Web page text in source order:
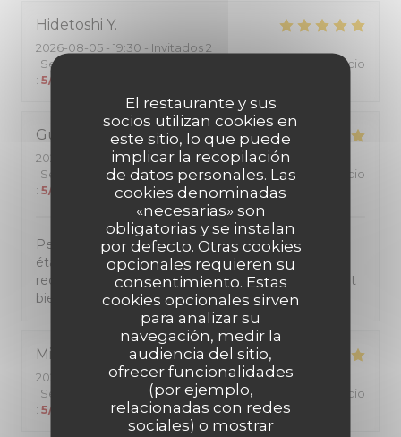
El restaurante y sus
socios utilizan cookies en
este sitio, lo que puede
implicar la recopilación
de datos personales. Las
cookies denominadas
«necesarias» son
obligatorias y se instalan
por defecto. Otras cookies
opcionales requieren su
consentimiento. Estas
cookies opcionales sirven
para analizar su
navegación, medir la
audiencia del sitio,
ofrecer funcionalidades
(por ejemplo,
relacionadas con redes
sociales) o mostrar
Hidetoshi Y
2026-08-05 - 19:30 - Invitados 2
Servicio
Calidad / Precio
: 5/5
Guy
2026-07-28
- 19:30 - Invitados 2
Servicio
/5 Ambiente :5/5 Menú :5/5
Calidad / Precio
: 5/5
Personnel très sympatique. Repas de qualité, tout
était très bien de l'entrée au dessert. Je
recommande ce restaurant a tous ceux qui veulent
bien manger pour un prix raisonnable.
Michèle
2026-07-27
- 19:45 - Invitados 2
Servicio
Ambiente: 5/5 Menú: 5
Calidad / Precio
: 5/5